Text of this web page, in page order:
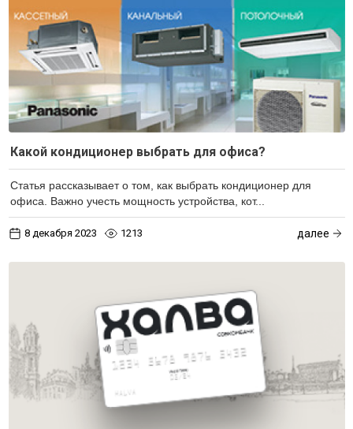
Какой кондиционер выбрать для офиса?
Статья рассказывает о том, как выбрать кондиционер для
офиса. Важно учесть мощность устройства, кот...
8 декабря 2023 1213 далее